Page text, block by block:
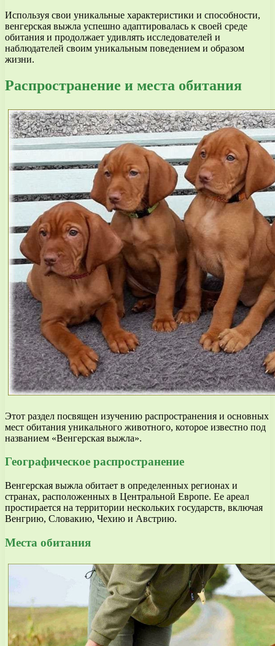
Используя свои уникальные характеристики и способности,
венгерская выжла успешно адаптировалась к своей среде
обитания и продолжает удивлять исследователей и
наблюдателей своим уникальным поведением и образом
жизни.
Распространение и места обитания
Этот раздел посвящен изучению распространения и основных
мест обитания уникального животного, которое известно под
названием «Венгерская выжла».
Географическое распространение
Венгерская выжла обитает в определенных регионах и
странах, расположенных в Центральной Европе. Ее ареал
простирается на территории нескольких государств, включая
Венгрию, Словакию, Чехию и Австрию.
Места обитания